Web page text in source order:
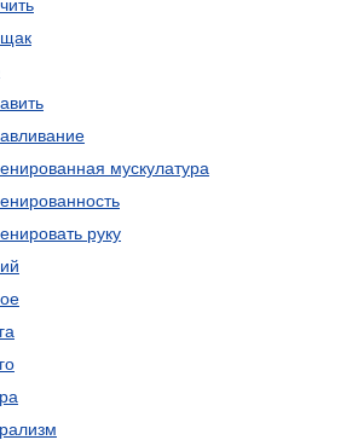
мускулатура
руку